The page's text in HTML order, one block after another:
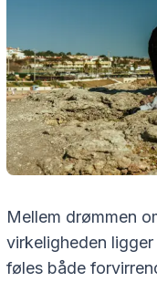
Mellem drømmen
virkeligheden
føles både